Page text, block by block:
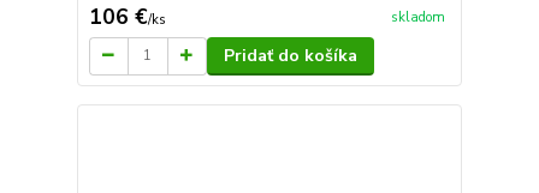
106 €/ks skladom
Pridať do košíka